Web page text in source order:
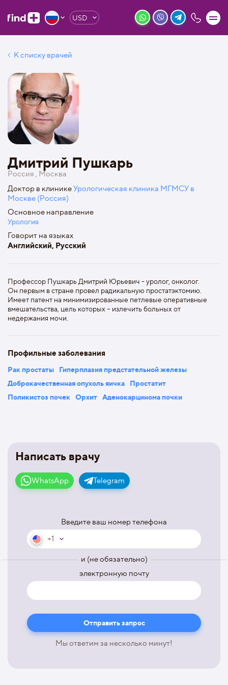
USD
К списку врачей
Написать врачу
WhatsApp Telegram
Введите ваш номер телефона
+1
и (не обязательно)
электронную почту
Мы ответим за несколько минут!
Дмитрий Пушкарь
Россия , Москва
Доктор в клиникеУрологическая клиника МГМСУ в
Москве (Россия)
Основное направление
Урология
Говорит на языках
Английский, Русский
Профессор Пушкарь Дмитрий Юрьевич - уролог, онколог.
Он первым в стране провел радикальную простатэктомию.
Имеет патент на минимизированные петлевые оперативные
вмешательства, цель которых – излечить больных от
недержания мочи.
Профильные заболевания
Рак простаты
Гиперплазия предстательной железы
Доброкачественная опухоль яичка
Простатит
Поликистоз почек
Орхит Аденокарцинома почки